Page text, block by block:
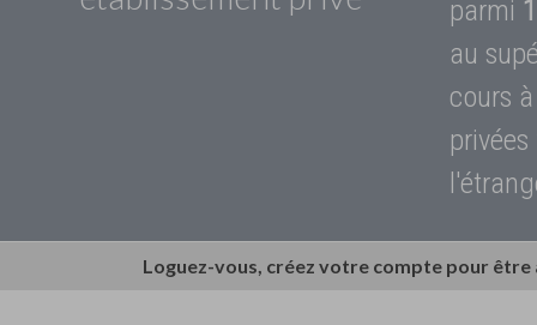
parmi
au
cours
Loguez-vous, créez votre compte pour